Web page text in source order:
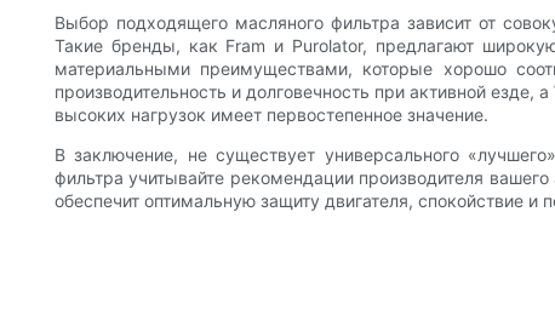
Выбор подходящего масляного фильтра зависит от
Такие бренды, как Fram и Purolator, предлагают
материальными преимуществами, которые хорошо
производительность и долговечность при активной
высоких нагрузок имеет первостепенное значение.
В заключение, не существует универсального
фильтра учитывайте рекомендации производителя
обеспечит оптимальную защиту двигателя, спокойствие и